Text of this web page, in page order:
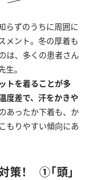
らずのうちに周囲に
メント。冬の厚着も
は、多くの患者さん
。
トを着ることが多
度差で、汗をかきや
あったか下着も、か
もりやすい傾向にあ
策！ ①「頭」